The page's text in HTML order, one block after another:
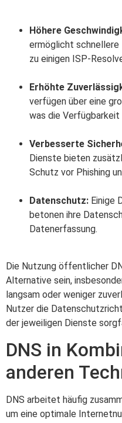
Höhere
ermöglicht schnellere
zu einigen ISP-
Erhöhte
verfügen über eine
was die Verfügbarkeit
Verbesserte
Dienste bieten
Schutz vor Phishing
Datenschutz: Einige
betonen ihre
Datenerfassung.
Die Nutzung öffentlicher
Alternative sein,
langsam oder weniger
Nutzer die
der jeweiligen Dienste
DNS in
anderen
DNS arbeitet häufig
um eine optimale